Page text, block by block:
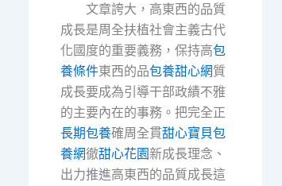
文章誇大，高東西的品質
成長是周全扶植社會主義古代
化國度的重要義務，保持高包
養條件東西的品包養甜心網質
成長要成為引導干部政績不雅
的主要內在的事務。把完全正
長期包養確周全貫甜心寶貝包
養網徹甜心花園新成長理念、
出力推進高東西的品質成長這